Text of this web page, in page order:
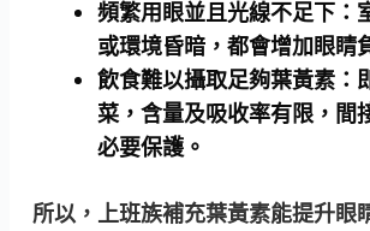
頻繁用眼並且光線不足下：
或環境昏暗，都會增加眼睛
飲食難以攝取足夠葉黃素：
菜，含量及吸收率有限，間
必要保護。
所以，上班族補充葉黃素能提升眼